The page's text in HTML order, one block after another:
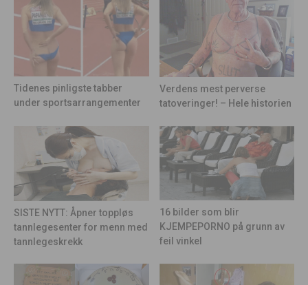
Tidenes pinligste tabber
under sportsarrangementer
Verdens mest perverse
tatoveringer! – Hele historien
SISTE NYTT: Åpner toppløs
tannlegesenter for menn med
tannlegeskrekk
16 bilder som blir
KJEMPEPORNO på grunn av
feil vinkel